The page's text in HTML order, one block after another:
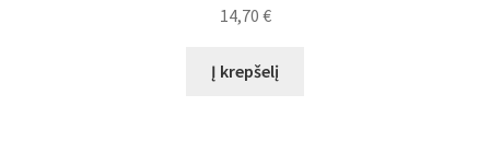
14,70 €
Į krepšelį